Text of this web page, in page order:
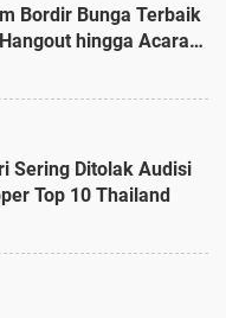
Bordir Bunga Terbaik
hingga Acara
Sering Ditolak Audisi
Top 10 Thailand